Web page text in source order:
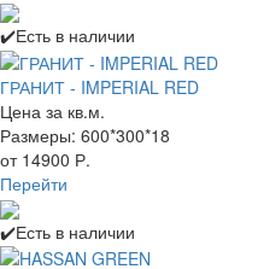
✔️Есть в наличии
ГРАНИТ - IMPERIAL RED
Цена за кв.м.
Размеры: 600*300*18
от 14900 Р.
Перейти
✔️Есть в наличии